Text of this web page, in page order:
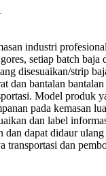
industri
setiap batch baja
disesuaikan/strip
dan bantalan
Model produk
pada kemasan
dan label
dan dapat didaur
transportasi dan